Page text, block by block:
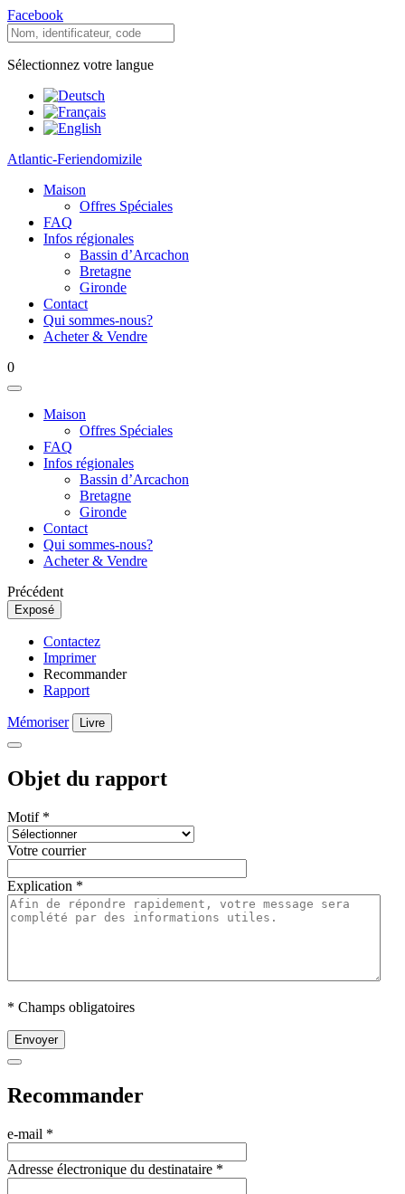
Facebook
Sélectionnez votre langue
Atlantic-Feriendomizile
Maison
Offres Spéciales
FAQ
Infos régionales
Bassin d’Arcachon
Bretagne
Gironde
Contact
Qui sommes-nous?
Acheter & Vendre
0
Maison
Offres Spéciales
FAQ
Infos régionales
Bassin d’Arcachon
Bretagne
Gironde
Contact
Qui sommes-nous?
Acheter & Vendre
Précédent
Exposé
Contactez
Imprimer
Recommander
Rapport
Mémoriser Livre
Objet du rapport
Motif*
Votre courrier
Explication *
* Champs obligatoires
Envoyer
Recommander
e-mail *
Adresse électronique du destinataire *